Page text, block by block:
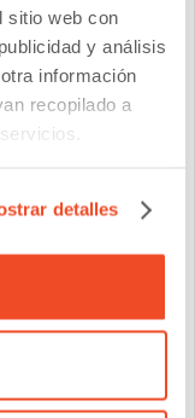
sitio web con
y análisis
información
recopilado a
detalles
cliente, reduce la
experiencia digital
Las
lo
y buscables
también